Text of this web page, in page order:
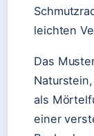
leichten
Das
als
einer